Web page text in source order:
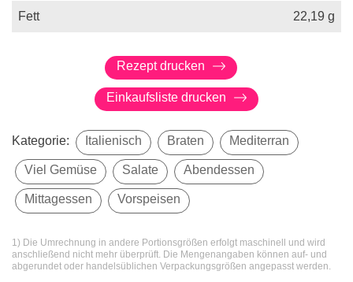
Fett 22,19 g
Rezept drucken
Einkaufsliste drucken
Kategorie: Italienisch Braten Mediterran
Viel Gemüse Salate Abendessen
Mittagessen Vorspeisen
1) Die Umrechnung in andere Portionsgrößen erfolgt maschinell und wird
anschließend nicht mehr überprüft. Die Mengenangaben können auf- und
abgerundet oder handelsüblichen Verpackungsgrößen angepasst werden.